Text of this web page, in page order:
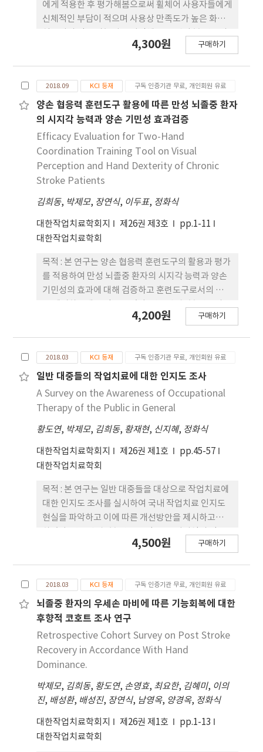
통증 정도는 보조기기 사용 후 팔을 제외한 모든 항목
에서 감소되었으며 전체 평균점수는 통계적으로 유의
한 차이를 보였다. 사용 후 만족도 에서는 규격과 무게
과에서는 높은 상관성을 보이지 않았으며 일반적 특
성과 종속변수 간의 통계적 유의성 은 없는 것으로 나
타났다. 결론 : 본 연구에서 최종 개발한 이동형 목욕
수 있을 뿐만 아니라 편의성, 효율성, 안전성도 증진
시킬 수 있는 보조기기로서의 역할이 가능하다고 예
상된다.
에게 적용한 후 평가해봄으로써 휠체어 사용자들에게
신체적인 부담이 적으며 사용상 만족도가 높은 화장
목적이다. 연구방법 : 휠체어 사용자 40명에게 일반적
실과 전면진입착석 화장실에서 화장실 용무를 시연하
는 과제를 수행하도록 하였다. Rapid Entire Body
Assessment(REBA)를 적용한 근골격계질환 위험
성 평가, Quebec Evaluation of Satisfaction
with assistive Technology 2.0(QUEST 2.0)을 활
용한 사용자 만족도 조사, 사용 후 주관적 의견을 평가
하였다. 결과 : REBA 평가 결과 기존의 화장실을 이용
이용한 후 점수(3.18±.38)는 통계학적으로 유의한
사 결과 내구성(4.48±.62)이 가장 좋은 점수로 평가
되었고 안전성(4.38±.63), 필요성(4.33±.73), 범용
성(4.3±.61) 순서로 점수가 높았고 크기 적절성
(3.93±.67)이 가장 낮은 점수를 받았다. 사용 후 주관
적 의견 조사에서 ‘몸을 회전하지 않아도 되니 편하
다(30.8%)’가 가장 많았다. 결론 : 본 연구결과 전면
진입착석 화장실이 근골격계질환의 위험성을 낮출 수
중재 방법을 고려할 경우 응용할 수 있는 참고자료로
활용하길 바라며 추후 연구에서 개인적 화장실 뿐만
의 발전에 기초자료로 활용되길 기대한다.
4,300원 구매하기
2018.09 KCI 등재 구독 인증기관 무료, 개인회원 유료
양손 협응력 훈련도구 활용에 따른 만성 뇌졸중 환자
의 시지각 능력과 양손 기민성 효과검증
Efficacy Evaluation for Two-Hand
Coordination Training Tool on Visual
Perception and Hand Dexterity of Chronic
Stroke Patients
김희동, 박제모, 장연식, 이두표, 정화식
대한작업치료학회지 제26권 제3호
pp.1-11
대한작업치료학회
목적 : 본 연구는 양손 협응력 훈련도구의 활용과 평가
를 적용하여 만성 뇌졸중 환자의 시지각 능력과 양손
기민성의 효과에 대해 검증하고 훈련도구로서의 역할
선정기준에 적합한 41명을 무작위로 선정하여 실험
일반작업치료를 각각 15분간 실시하고, 대조군은 일
반작업치료를 30분간 실시하였다. 훈련 제공기간은
주 5회 6주 동안 실시하였다. 평가는 Motor-free
Visual Perception Test-3(MVPT-3)와
를 활용하여 모든 집단에 실시하고 실험군은 양손 협
응력 훈련도구의 수행능력 측정을 추가로 실시하였으
며 평가는 총 3회(훈련 전, 3주후, 6주후)를 시행하였
가결과 수행시간에 대한 통계적 차이는 없었으나
(p>.05) 수행시간은 평가 주차별로 감소하였으며, 오
류수는 통계학적으로 유의한 차이를 보였다(p<.05).
MVPT –3에서 실험군은 훈련기간에 따라 유의한 차
이(p<.05)로 증가하였고 대조군은 유의한 차이를 보
후와 6주 후 훈련이었다. CMDT에서는 집단과 훈련
기간에 따른 유의한 차이를 보이지 않았다(p>.05). 결
론 : 양손 협응력 훈련도구의 활용 및 평가를 통해 만
성 뇌졸중 환자의 시지각 기능과 상지 기능향상에 효
과적인 훈련도구로서의 적용이 가능함을 보였으며 향
후 병실이나 가정에서도 누구나 쉽게 활용할 수 있을
것을 기대한다.
4,200원 구매하기
2018.03 KCI 등재 구독 인증기관 무료, 개인회원 유료
일반 대중들의 작업치료에 대한 인지도 조사
A Survey on the Awareness of Occupational
Therapy of the Public in General
황도연, 박제모, 김희동, 황재현, 신지혜, 정화식
대한작업치료학회지 제26권 제1호
pp.45-57
대한작업치료학회
목적 : 본 연구는 일반 대중들을 대상으로 작업치료에
대한 인지도 조사를 실시하여 국내 작업치료 인지도
현실을 파악하고 이에 따른 개선방안을 제시하고자
밀집지역에서 불특정 일반 대중을 무작위 선정하여
들어보았거나 알고 있다고 대답한 경우 다음 설문을
진행하고 모르겠다고 대답한 경우에는 설문자가 조사
용지에 체크한 후 설문을 종료하였다. 설문내용은 작
업치료에 대한 일반적인 인지도 4문항과 작업치료 필
요성 4문항으로 구성하여 배포 및 회수하였다. 자료
분석은 설문에 불성실하게 응답한 13부를 제외한 최
어보았거나 알고 있다는 응답은 252명(8.5%), 그렇
지 않다는 2,715명(91.5%)이었다. 연령대와 직업에
따른 작업치료 인지유무는 통계적으로 유의한 차이
(p<.001)를 보였으며 인지한다고 응답한 252명 중
20대(28.6%)와 학생(41.7%)의 인지도가 다른 군에
4,500원 구매하기
2018.03 KCI 등재 구독 인증기관 무료, 개인회원 유료
뇌졸중 환자의 우세손 마비에 따른 기능회복에 대한
후향적 코호트 조사 연구
Retrospective Cohort Survey on Post Stroke
Recovery in Accordance With Hand
Dominance.
박제모, 김희동, 황도연, 손영효, 최요한, 김혜미, 이의
진, 배성환, 배성진, 장연식, 남영옥, 양경옥, 정화식
대한작업치료학회지 제26권 제1호
pp.1-13
대한작업치료학회